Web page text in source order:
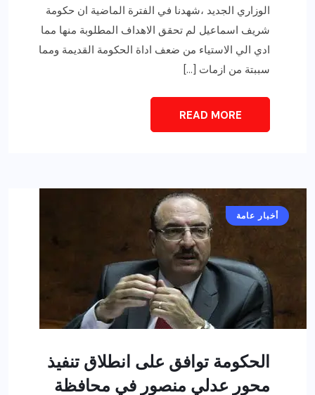
الوزاري الجديد ،شهدنا في الفترة الماضية ان حكومة
شريف اسماعيل لم تحقق الاهداف المطلوبة منها مما
ادي الي الاستياء من ضعف اداة الحكومة القديمة ومما
سببتة من ازمات […]
READ MORE
أخبار عامة
الحكومة توافق على انطلاق تنفيذ
محور عدلي منصور في محافظة